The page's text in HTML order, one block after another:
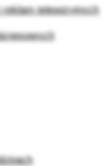
reklam telewizyjnych